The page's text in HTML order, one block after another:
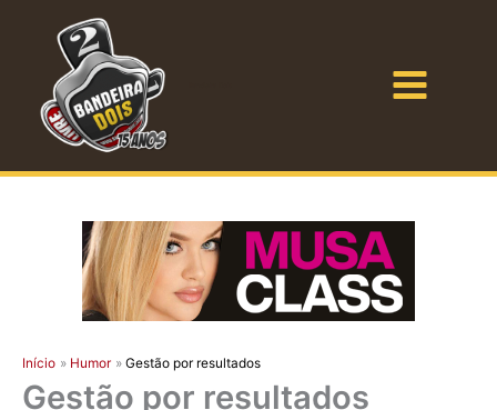
conteúdo
Início Humor Gestão por resultados
Gestão por resultados